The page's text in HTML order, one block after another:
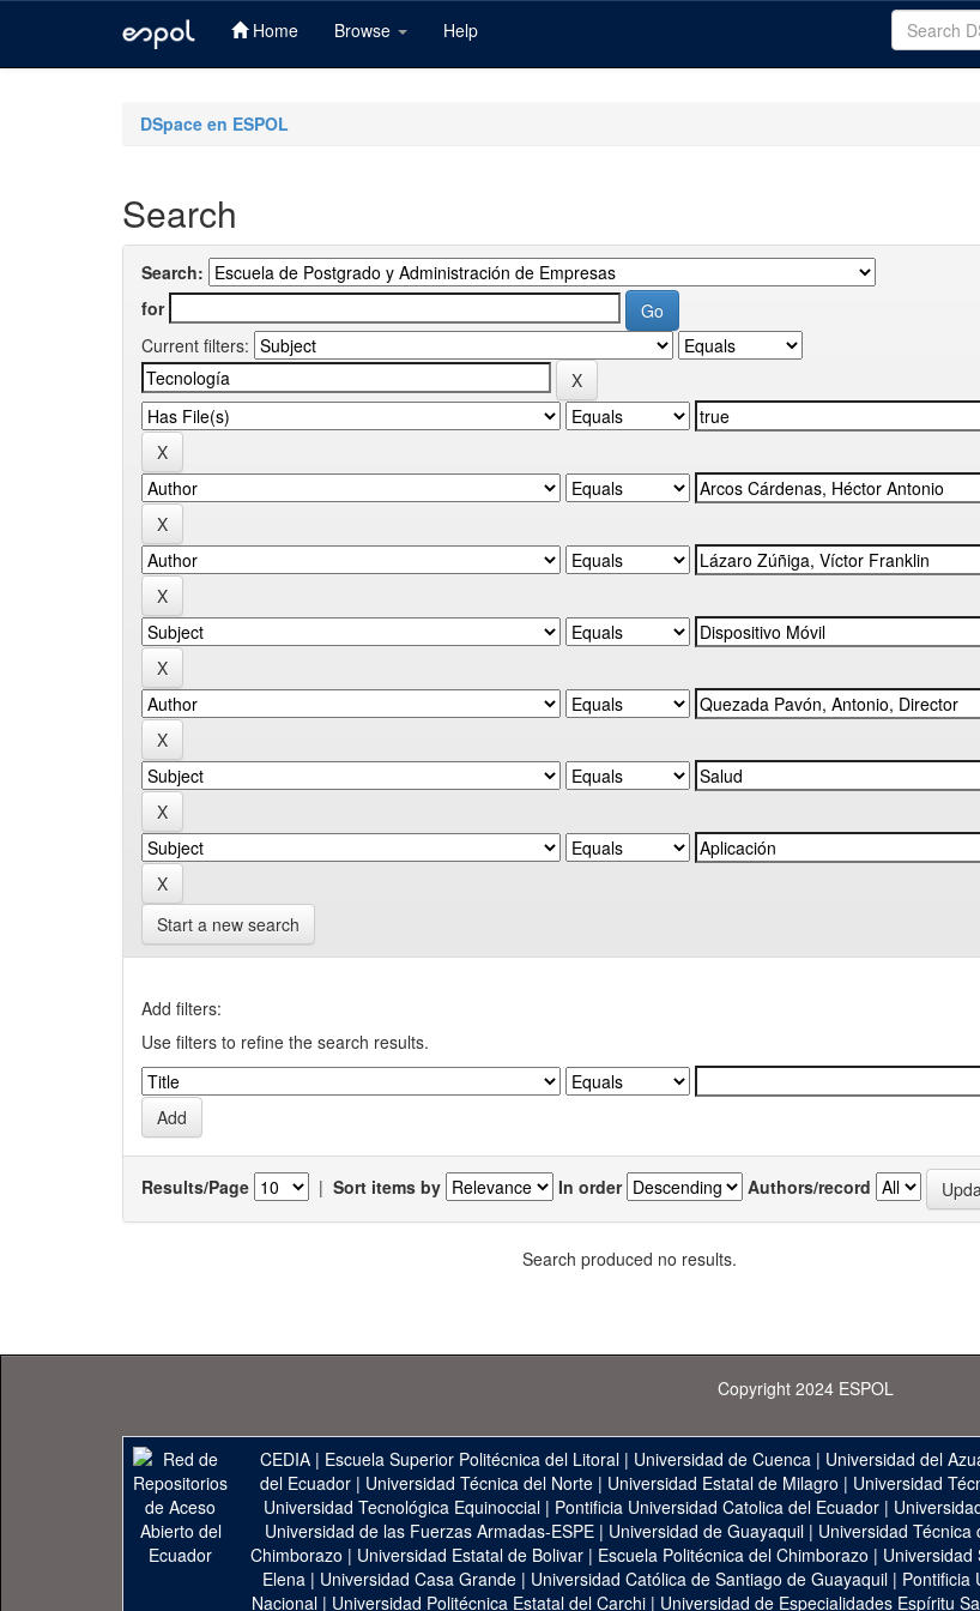
Home Browse Help
DSpace en ESPOL
Search
Search:
for
Current filters:
Start a new search
Add filters:
Use filters to refine the search results.
Results/Page | Sort items by In order Authors/record
Search produced no results.
Copyright 2024 ESPOL
CEDIA | Escuela Superior Politécnica del Litoral | Universidad de Cuenca | Universidad del
del Ecuador| Universidad Técnica del Norte| Universidad Estatal de Milagro | Universidad
Universidad Tecnológica Equinoccial| Pontificia Universidad Catolica del Ecuador|
Universidad de las Fuerzas Armadas-ESPE | Universidad de Guayaquil | Universidad Técnica
Chimborazo | Universidad Estatal de Bolivar| Escuela Politécnica del Chimborazo | Universidad
Elena | Universidad Casa Grande | Universidad Católica de Santiago de Guayaquil | Pontificia
Nacional | Universidad Politécnica Estatal del Carchi | Universidad de Especialidades Espíritu